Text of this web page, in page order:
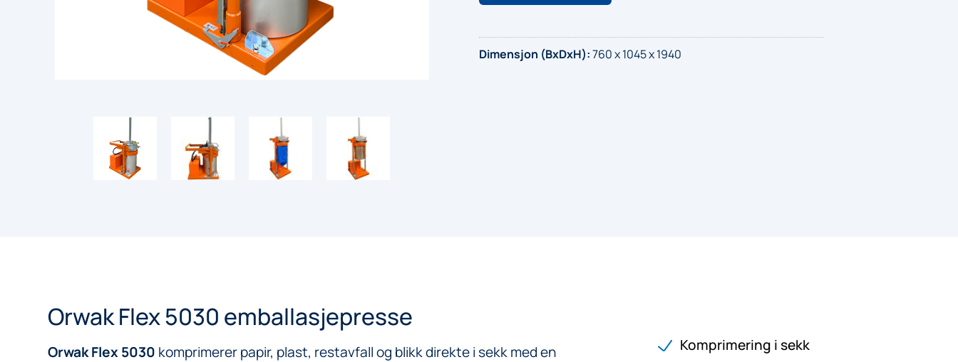
Dimensjon (BxDxH):760 x 1045 x 1940
Orwak Flex 5030 emballasjepresse
Orwak Flex 5030 komprimerer papir, plast, restavfall og blikk direkte i sekk med en
Komprimering i sekk